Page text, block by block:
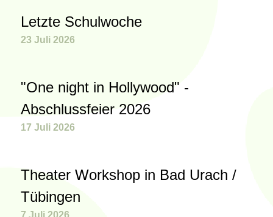
Letzte Schulwoche
23 Juli 2026
"One night in Hollywood" -
Abschlussfeier 2026
17 Juli 2026
Theater Workshop in Bad Urach /
Tübingen